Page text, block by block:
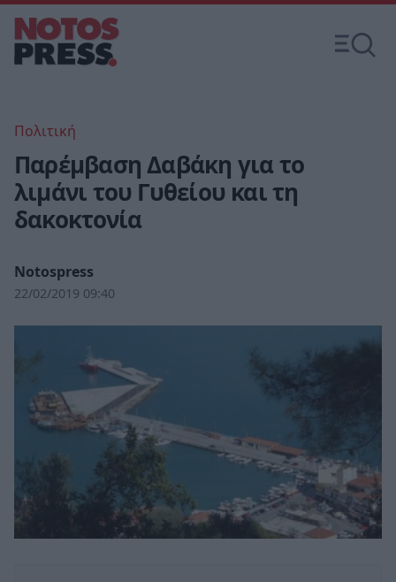
Πολιτική
Παρέμβαση Δαβάκη για το
λιμάνι του Γυθείου και τη
δακοκτονία
Notospress
22/02/2019 09:40